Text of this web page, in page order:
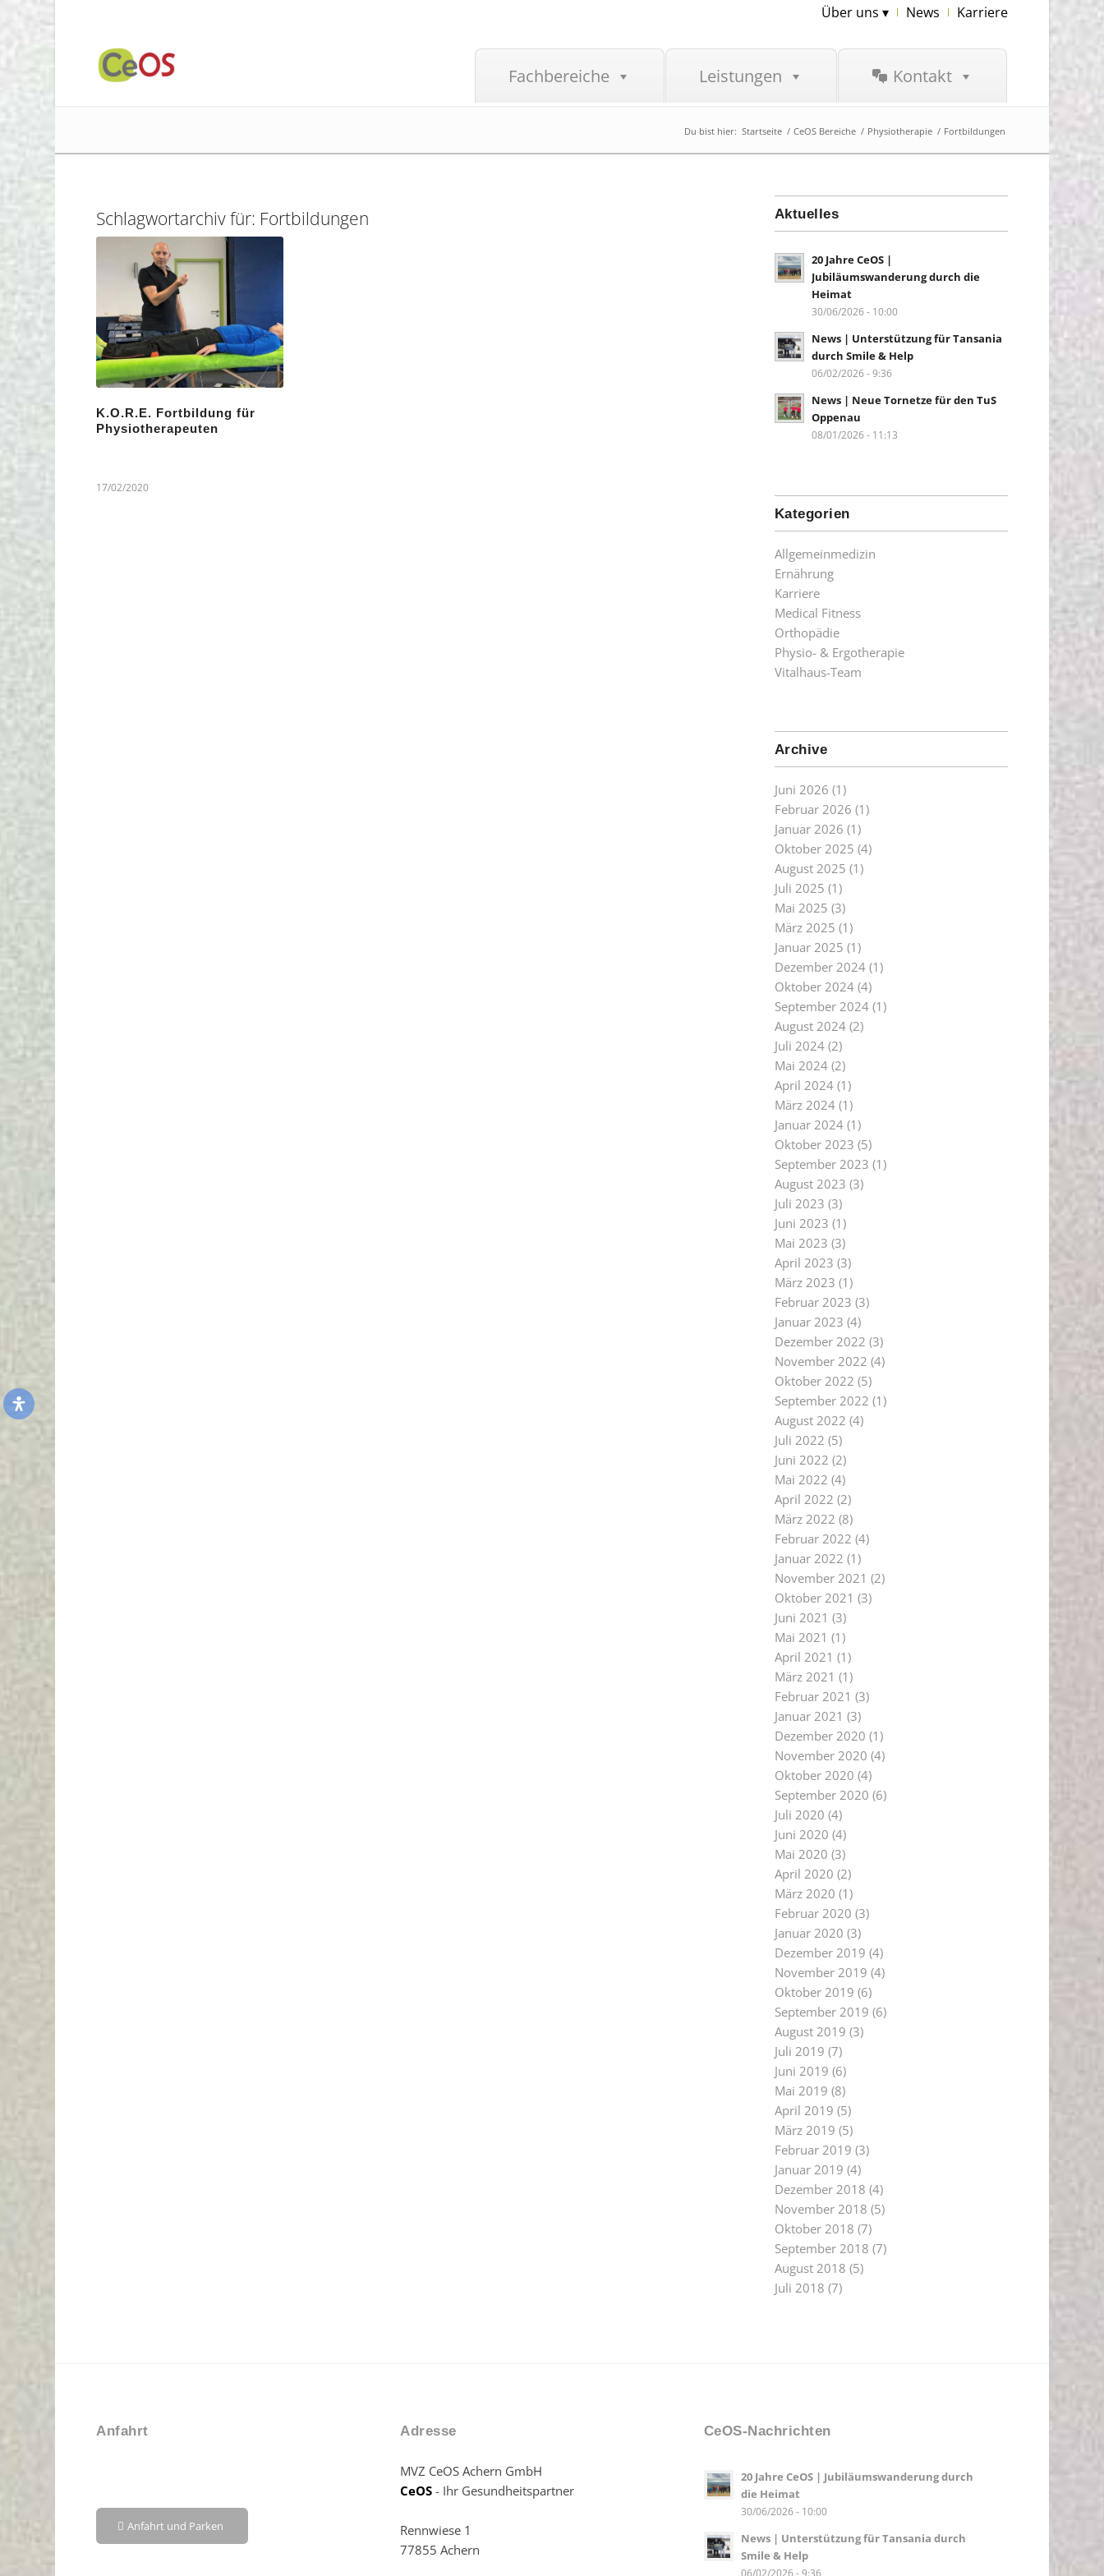
Über uns ▾ News Karriere
Fachbereiche Leistungen Kontakt
Du bist hier: Startseite / CeOS Bereiche / Physiotherapie / Fortbildungen
Schlagwortarchiv für: Fortbildungen
K.O.R.E. Fortbildung für
Physiotherapeuten
17/02/2020
Aktuelles
20 Jahre CeOS |
Jubiläumswanderung durch die
Heimat
30/06/2026 - 10:00
News | Unterstützung für Tansania
durch Smile & Help
06/02/2026 - 9:36
News | Neue Tornetze für den TuS
Oppenau
08/01/2026 - 11:13
Kategorien
Allgemeinmedizin
Ernährung
Karriere
Medical Fitness
Orthopädie
Physio- & Ergotherapie
Vitalhaus-Team
Archive
Juni 2026 (1)
Februar 2026 (1)
Januar 2026 (1)
Oktober 2025 (4)
August 2025 (1)
Juli 2025 (1)
Mai 2025 (3)
März 2025 (1)
Januar 2025 (1)
Dezember 2024(1)
Oktober 2024(4)
September 2024(1)
August 2024(2)
Juli 2024(2)
Mai 2024(2)
April 2024(1)
März 2024(1)
Januar 2024(1)
Oktober 2023 (5)
September 2023 (1)
August 2023 (3)
Juli 2023 (3)
Juni 2023 (1)
Mai 2023 (3)
April 2023 (3)
März 2023 (1)
Februar 2023 (3)
Januar 2023 (4)
Dezember 2022 (3)
November 2022 (4)
Oktober 2022 (5)
September 2022 (1)
August 2022 (4)
Juli 2022 (5)
Juni 2022 (2)
Mai 2022 (4)
April 2022 (2)
März 2022 (8)
Februar 2022 (4)
Januar 2022 (1)
November 2021 (2)
Oktober 2021 (3)
Juni 2021 (3)
Mai 2021 (1)
April 2021 (1)
März 2021 (1)
Februar 2021 (3)
Januar 2021 (3)
Dezember 2020 (1)
November 2020 (4)
Oktober 2020 (4)
September 2020 (6)
Juli 2020 (4)
Juni 2020 (4)
Mai 2020 (3)
April 2020 (2)
März 2020 (1)
Februar 2020 (3)
Januar 2020 (3)
Dezember 2019 (4)
November 2019 (4)
Oktober 2019 (6)
September 2019 (6)
August 2019 (3)
Juli 2019 (7)
Juni 2019 (6)
Mai 2019 (8)
April 2019 (5)
März 2019 (5)
Februar 2019 (3)
Januar 2019 (4)
Dezember 2018 (4)
November 2018 (5)
Oktober 2018 (7)
September 2018 (7)
August 2018 (5)
Juli 2018 (7)
Anfahrt
Anfahrt und Parken
Adresse
MVZ CeOS Achern GmbH
CeOS - Ihr Gesundheitspartner
Rennwiese 1
77855 Achern
CeOS-Nachrichten
20 Jahre CeOS | Jubiläumswanderung durch
die Heimat
30/06/2026 - 10:00
News | Unterstützung für Tansania durch
Smile & Help
06/02/2026 - 9:36